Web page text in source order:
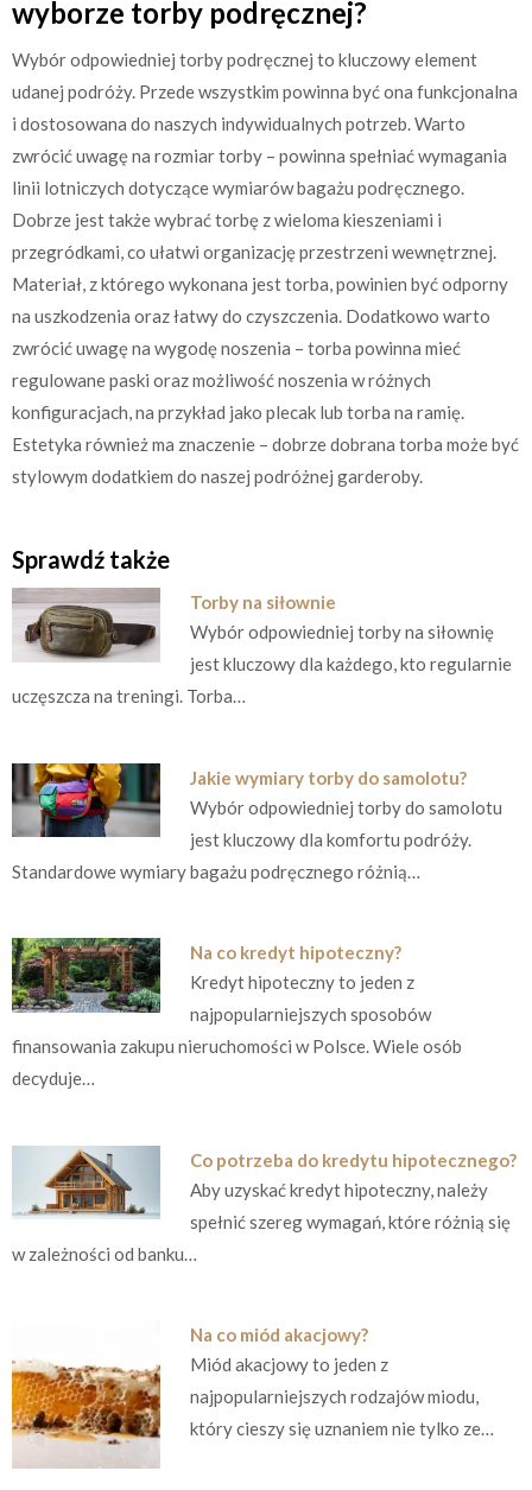
wyborze torby podręcznej?
Wybór odpowiedniej torby podręcznej to kluczowy element
udanej podróży. Przede wszystkim powinna być ona funkcjonalna
i dostosowana do naszych indywidualnych potrzeb. Warto
zwrócić uwagę na rozmiar torby – powinna spełniać wymagania
linii lotniczych dotyczące wymiarów bagażu podręcznego.
Dobrze jest także wybrać torbę z wieloma kieszeniami i
przegródkami, co ułatwi organizację przestrzeni wewnętrznej.
Materiał, z którego wykonana jest torba, powinien być odporny
na uszkodzenia oraz łatwy do czyszczenia. Dodatkowo warto
zwrócić uwagę na wygodę noszenia – torba powinna mieć
regulowane paski oraz możliwość noszenia w różnych
konfiguracjach, na przykład jako plecak lub torba na ramię.
Estetyka również ma znaczenie – dobrze dobrana torba może być
stylowym dodatkiem do naszej podróżnej garderoby.
Sprawdź także
Torby na siłownie
Wybór odpowiedniej torby na siłownię
jest kluczowy dla każdego, kto regularnie
uczęszcza na treningi. Torba…
Jakie wymiary torby do samolotu?
Wybór odpowiedniej torby do samolotu
jest kluczowy dla komfortu podróży.
Standardowe wymiary bagażu podręcznego różnią…
Na co kredyt hipoteczny?
Kredyt hipoteczny to jeden z
najpopularniejszych sposobów
finansowania zakupu nieruchomości w Polsce. Wiele osób
decyduje…
Co potrzeba do kredytu hipotecznego?
Aby uzyskać kredyt hipoteczny, należy
spełnić szereg wymagań, które różnią się
w zależności od banku…
Na co miód akacjowy?
Miód akacjowy to jeden z
najpopularniejszych rodzajów miodu,
który cieszy się uznaniem nie tylko ze…